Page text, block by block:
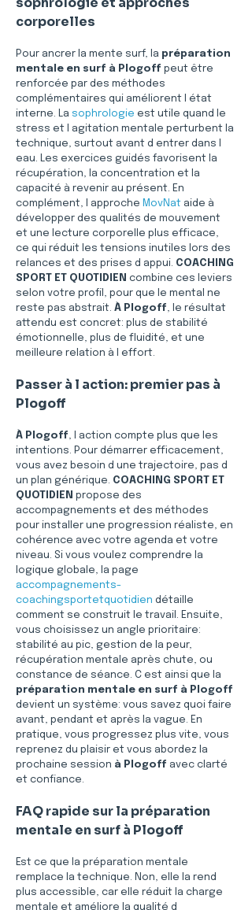
corporelles
Pour ancrer la mente surf, la préparation
mentale en surf à Plogoff peut être
renforcée par des méthodes
complémentaires qui améliorent l état
interne. La sophrologie est utile quand le
stress et l agitation mentale perturbent la
technique, surtout avant d entrer dans l
eau. Les exercices guidés favorisent la
récupération, la concentration et la
capacité à revenir au présent. En
complément, l approche MovNat aide à
développer des qualités de mouvement
et une lecture corporelle plus efficace,
ce qui réduit les tensions inutiles lors des
relances et des prises d appui. COACHING
SPORT ET QUOTIDIEN combine ces leviers
selon votre profil, pour que le mental ne
reste pas abstrait. À Plogoff, le résultat
attendu est concret: plus de stabilité
émotionnelle, plus de fluidité, et une
meilleure relation à l effort.
Passer à l action: premier pas à
Plogoff
À Plogoff, l action compte plus que les
intentions. Pour démarrer efficacement,
vous avez besoin d une trajectoire, pas d
un plan générique. COACHING SPORT ET
QUOTIDIEN propose des
accompagnements et des méthodes
pour installer une progression réaliste, en
cohérence avec votre agenda et votre
niveau. Si vous voulez comprendre la
logique globale, la page
accompagnements-
coachingsportetquotidien détaille
comment se construit le travail. Ensuite,
vous choisissez un angle prioritaire:
stabilité au pic, gestion de la peur,
récupération mentale après chute, ou
constance de séance. C est ainsi que la
préparation mentale en surf à Plogoff
devient un système: vous savez quoi faire
avant, pendant et après la vague. En
pratique, vous progressez plus vite, vous
reprenez du plaisir et vous abordez la
prochaine session à Plogoff avec clarté
et confiance.
FAQ rapide sur la préparation
mentale en surf à Plogoff
Est ce que la préparation mentale
remplace la technique. Non, elle la rend
plus accessible, car elle réduit la charge
mentale et améliore la qualité d